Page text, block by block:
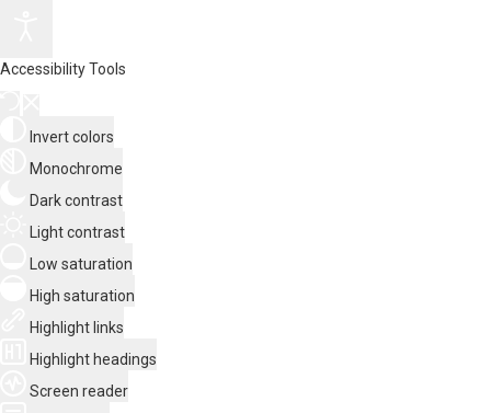
Accessibility Tools
Invert colors
Monochrome
Dark contrast
Light contrast
Low saturation
High saturation
Highlight links
Highlight headings
Screen reader